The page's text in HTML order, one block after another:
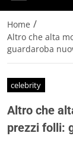
Home /
Altro che alta
guardaroba
celebrity
Altro che
prezzi folli: